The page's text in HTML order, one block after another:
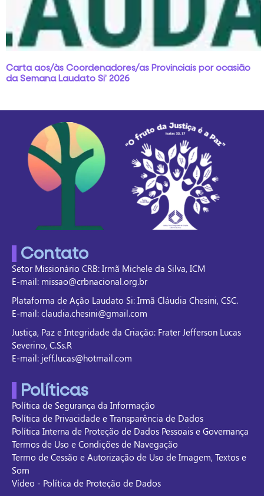
Carta aos/às Coordenadores/as Provinciais por ocasião
da Semana Laudato Si’ 2026
Contato
Setor Missionário CRB: Irmã Michele da Silva, ICM
E-mail: missao@crbnacional.org.br
Plataforma de Ação Laudato Si: Irmã Cláudia Chesini, CSC.
E-mail: claudia.chesini@gmail.com
Justiça, Paz e Integridade da Criação: Frater Jefferson Lucas
Severino, C.Ss.R
E-mail: jeff.lucas@hotmail.com
Políticas
Política de Segurança da Informação
Política de Privacidade e Transparência de Dados
Política Interna de Proteção de Dados Pessoais e Governança
Termos de Uso e Condições de Navegação
Termo de Cessão e Autorização de Uso de Imagem, Textos e
Som
Vídeo - Política de Proteção de Dados